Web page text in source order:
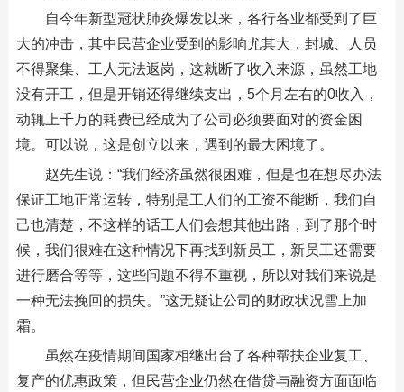
自今年新型冠状肺炎爆发以来，各行各业都受到了巨
大的冲击，其中民营企业受到的影响尤其大，封城、人员
不得聚集、工人无法返岗，这就断了收入来源，虽然工地
没有开工，但是开销还得继续支出，5个月左右的0收入，
动辄上千万的耗费已经成为了公司必须要面对的资金困
境。可以说，这是创立以来，遇到的最大困境了。
赵先生说：“我们经济虽然很困难，但是也在想尽办法
保证工地正常运转，特别是工人们的工资不能断，我们自
己也清楚，不这样的话工人们会想其他出路，到了那个时
候，我们很难在这种情况下再找到新员工，新员工还需要
进行磨合等等，这些问题不得不重视，所以对我们来说是
一种无法挽回的损失。”这无疑让公司的财政状况雪上加
霜。
虽然在疫情期间国家相继出台了各种帮扶企业复工、
复产的优惠政策，但民营企业仍然在借贷与融资方面面临